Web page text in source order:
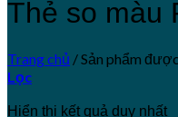
Thẻ so màu
Trang chủ /Sản phẩm
Lọc
Hiển thị kết quả duy nhất